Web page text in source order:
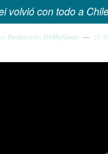
volvió con todo a
Redacción OhMyGeek! 20